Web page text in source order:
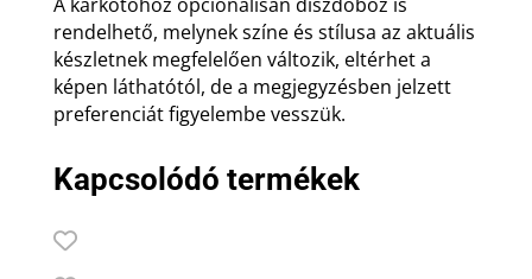
rendelhető, melynek színe és stílusa az aktuális
készletnek megfelelően változik, eltérhet a
képen láthatótól, de a megjegyzésben jelzett
preferenciát figyelembe vesszük.
Kapcsolódó termékek